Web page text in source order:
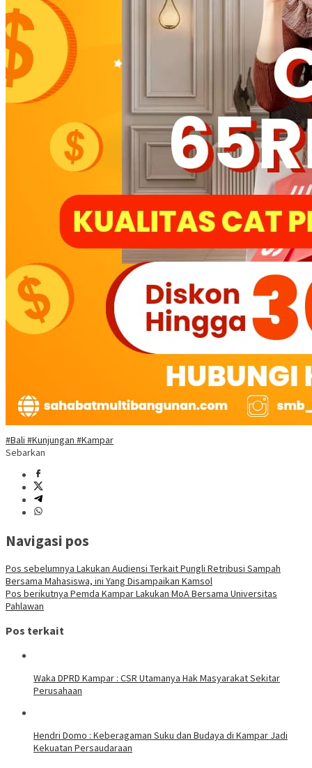
#Bali #Kunjungan #Kampar
Sebarkan
Navigasi pos
Pos sebelumnya Lakukan Audiensi Terkait Pungli Retribusi Sampah
Bersama Mahasiswa, ini Yang Disampaikan Kamsol
Pos berikutnya Pemda Kampar Lakukan MoA Bersama Universitas
Pahlawan
Pos terkait
Waka DPRD Kampar : CSR Utamanya Hak Masyarakat Sekitar
Perusahaan
Hendri Domo : Keberagaman Suku dan Budaya di Kampar Jadi
Kekuatan Persaudaraan